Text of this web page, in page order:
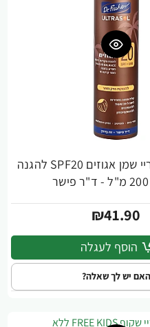
אולטרסול ספריי שמן אגוזים SPF20 להגנה
₪41.90
הוסף לעגלה
האם יש לך שאלה?